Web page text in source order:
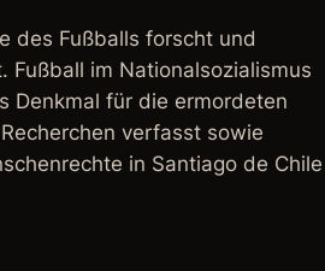
des Fußballs forscht und
Fußball im Nationalsozialismus
Denkmal für die ermordeten
verfasst sowie
in Santiago de Chile